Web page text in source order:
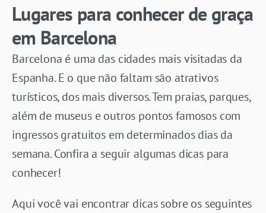
Lugares para conhecer de graça
em Barcelona
Barcelona é uma das cidades mais visitadas da
Espanha. E o que não faltam são atrativos
turísticos, dos mais diversos. Tem praias, parques,
além de museus e outros pontos famosos com
ingressos gratuitos em determinados dias da
semana. Confira a seguir algumas dicas para
conhecer!
Aqui você vai encontrar dicas sobre os seguintes